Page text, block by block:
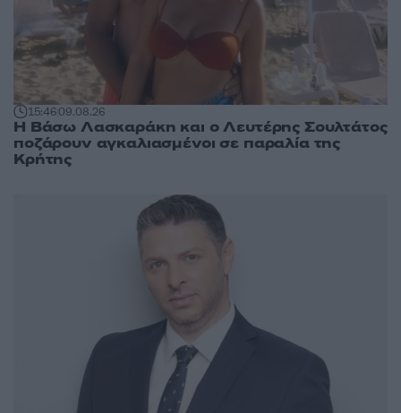
15:4609.08.26
Η Βάσω Λασκαράκη και ο Λευτέρης Σουλτάτος
ποζάρουν αγκαλιασμένοι σε παραλία της
Κρήτης